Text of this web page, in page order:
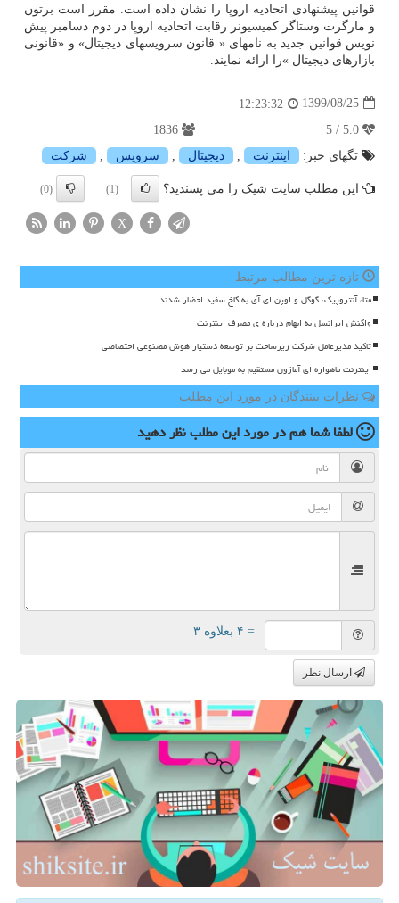
قوانین پیشنهادی اتحادیه اروپا را نشان داده است. مقرر است برتون
و مارگرت وستاگر کمیسیونر رقابت اتحادیه اروپا در دوم دسامبر پیش
نویس قوانین جدید به نامهای « قانون سرویسهای دیجیتال» و «قانونی
بازارهای دیجیتال »را ارائه نمایند.
1399/08/25
12:23:32
تگهای خبر:
اینترنت , دیجیتال , سرویس , شركت
این مطلب سایت شیک را می پسندید؟ (1)
(0)
X
تازه ترین مطالب مرتبط
متا، آنتروپیک، گوگل و اوپن ای آی به کاخ سفید احضار شدند
واکنش ایرانسل به ابهام درباره ی مصرف اینترنت
تاکید مدیرعامل شرکت زیرساخت بر توسعه دستیار هوش مصنوعی اختصاصی
اینترنت ماهواره ای آمازون مستقیم به موبایل می رسد
نظرات بینندگان در مورد این مطلب
لطفا شما همدر مورد این مطلبنظر دهید
= ۴ بعلاوه ۳
ارسال نظر